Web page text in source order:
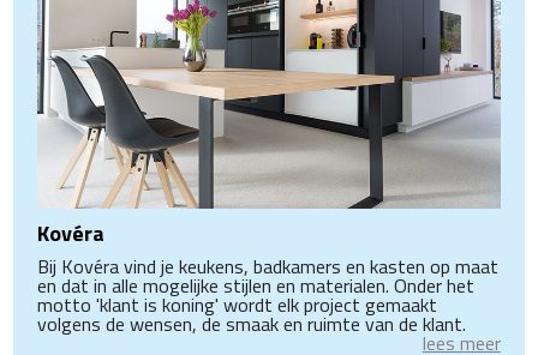
Kovéra
Bij Kovéra vind je keukens, badkamers en kasten op maat
en dat in alle mogelijke stijlen en materialen. Onder het
motto 'klant is koning' wordt elk project gemaakt
volgens de wensen, de smaak en ruimte van de klant.
lees meer